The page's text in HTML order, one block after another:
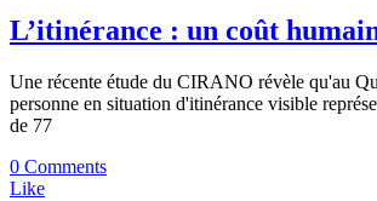
L’itinérance : un coût
Une récente étude du CIRANO révèle qu'au
personne en situation d'itinérance visible
de 77
0 Comments
Like